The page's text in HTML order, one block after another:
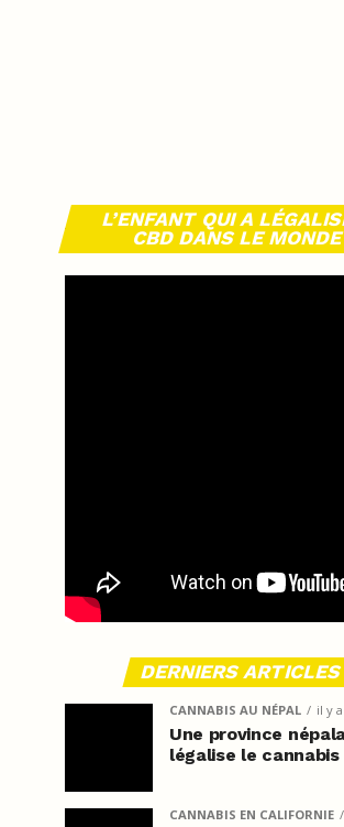
L’ENFANT QUI A
CBD DANS LE MONDE
DERNIERS ARTICLES
CANNABIS AU NÉPAL il y
Une province
légalise le
CANNABIS EN CALIFORNIE